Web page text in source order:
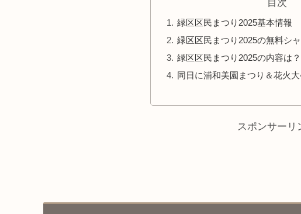
目次
緑区区民まつり2025基本情報
緑区区民まつり2025の無料シ
緑区区民まつり2025の内容は？
同日に浦和美園まつり＆花火
スポンサーリ